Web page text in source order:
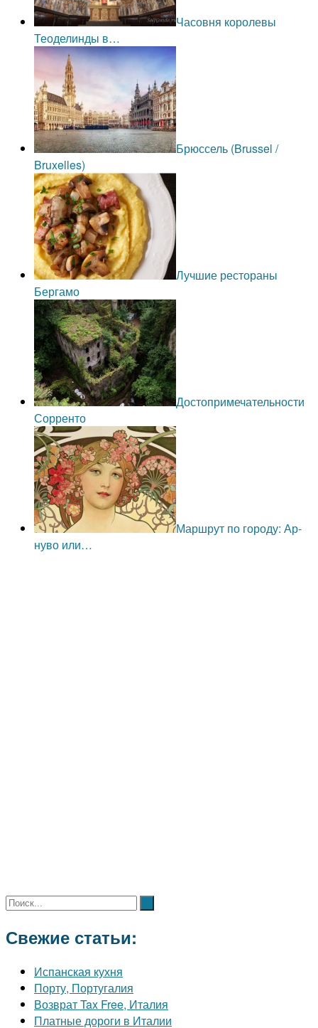
Часовня королевы
Теоделинды в…
Брюссель (Brussel /
Bruxelles)
Лучшие рестораны
Бергамо
Достопримечательности
Сорренто
Маршрут по городу: Ар-
нуво или…
Свежие статьи:
Испанская кухня
Порту, Португалия
Возврат Tax Free, Италия
Платные дороги в Италии